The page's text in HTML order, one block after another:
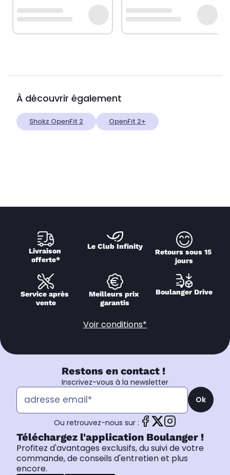
À découvrir également
Shokz OpenFit 2 OpenFit 2+
Livraison
offerte*
Le Club Infinity
Retours sous 15
jours
Service après
vente
Meilleurs prix
garantis
Boulanger Drive
Voir conditions*
Restons en contact !
Inscrivez-vous à la newsletter
Ok
Ou retrouvez-nous sur :
Téléchargez l'application Boulanger !
Profitez d'avantages exclusifs, du suivi de votre
commande, de conseils d'entretien et plus
encore.